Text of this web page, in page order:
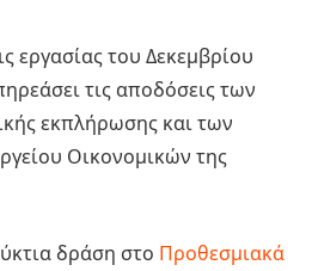
εργασίας του Δεκεμβρίου
τις αποδόσεις των
εκπλήρωσης και των
Οικονομικών της
δράση στο Προθεσμιακά